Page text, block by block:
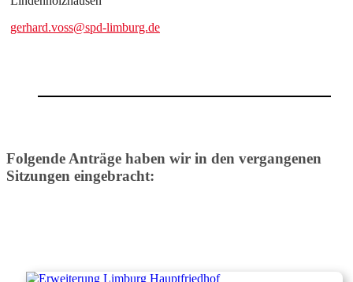
gerhard.voss@spd-limburg.de
Folgende Anträge haben wir in den vergangenen
Sitzungen eingebracht: